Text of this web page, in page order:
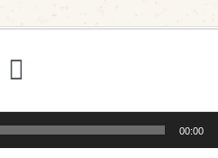
Toggle
Navigation
00:00